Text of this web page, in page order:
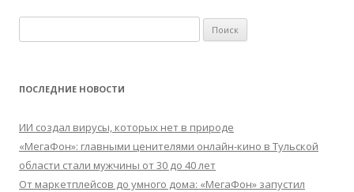
ПОСЛЕДНИЕ НОВОСТИ
ИИ создал вирусы, которых нет в природе
«МегаФон»: главными ценителями онлайн-кино в Тульской
области стали мужчины от 30 до 40 лет
От маркетплейсов до умного дома: «МегаФон» запустил